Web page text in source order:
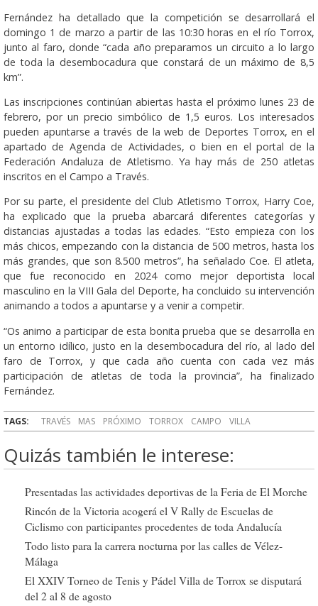
Fernández ha detallado que la competición se desarrollará el
domingo 1 de marzo a partir de las 10:30 horas en el río Torrox,
junto al faro, donde “cada año preparamos un circuito a lo largo
de toda la desembocadura que constará de un máximo de 8,5
km”.
Las inscripciones continúan abiertas hasta el próximo lunes 23 de
febrero, por un precio simbólico de 1,5 euros. Los interesados
pueden apuntarse a través de la web de Deportes Torrox, en el
apartado de Agenda de Actividades, o bien en el portal de la
Federación Andaluza de Atletismo. Ya hay más de 250 atletas
inscritos en el Campo a Través.
Por su parte, el presidente del Club Atletismo Torrox, Harry Coe,
ha explicado que la prueba abarcará diferentes categorías y
distancias ajustadas a todas las edades. “Esto empieza con los
más chicos, empezando con la distancia de 500 metros, hasta los
más grandes, que son 8.500 metros”, ha señalado Coe. El atleta,
que fue reconocido en 2024 como mejor deportista local
masculino en la VIII Gala del Deporte, ha concluido su intervención
animando a todos a apuntarse y a venir a competir.
“Os animo a participar de esta bonita prueba que se desarrolla en
un entorno idílico, justo en la desembocadura del río, al lado del
faro de Torrox, y que cada año cuenta con cada vez más
participación de atletas de toda la provincia”, ha finalizado
Fernández.
TAGS: TRAVÉS MAS PRÓXIMO TORROX CAMPO VILLA
Quizás también le interese:
Presentadas las actividades deportivas de la Feria de El Morche
Rincón de la Victoria acogerá el V Rally de Escuelas de
Ciclismo con participantes procedentes de toda Andalucía
Todo listo para la carrera nocturna por las calles de Vélez-
Málaga
El XXIV Torneo de Tenis y Pádel Villa de Torrox se disputará
del 2 al 8 de agosto